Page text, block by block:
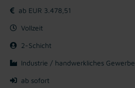
ab EUR 3.478,51
Vollzeit
2-Schicht
Industrie / handwerkliches Gewerbe
ab sofort